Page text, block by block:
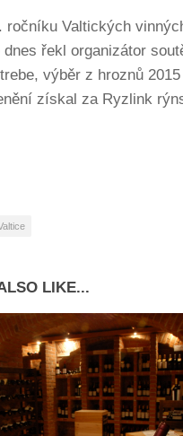
ročníku Valtických
dnes řekl organizátor
výběr z hroznů
získal za Ryzlink
LIKE...